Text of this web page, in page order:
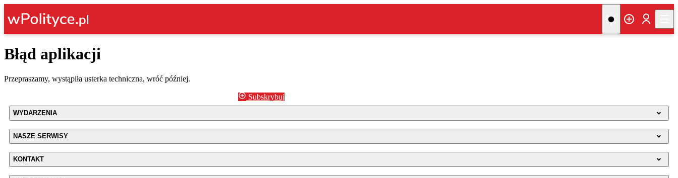
Błąd aplikacji
Przepraszamy, wystąpiła usterka techniczna, wróć później.
Subskrybuj
WYDARZENIA
NASZE SERWISY
KONTAKT